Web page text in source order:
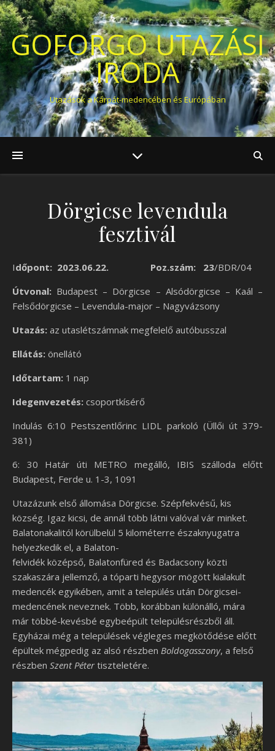
GOFORGO UTAZÁSI
IRODA
Utazások a Kárpát-medencében és Európában
Dörgicse levendula
fesztivál
Időpont: 2023.06.22. Poz.szám: 23/BDR/04
Útvonal: Budapest – Dörgicse – Alsódörgicse – Kaál –
Felsődörgicse – Levendula-major – Nagyvázsony
Utazás: az utaslétszámnak megfelelő autóbusszal
Ellátás: önellátó
Időtartam: 1 nap
Idegenvezetés: csoportkísérő
Indulás 6:10 Pestszentlőrinc LIDL parkoló (Üllői út 379-
381)
6: 30 Határ úti METRO megálló, IBIS szálloda előtt
Budapest, Ferde u. 1-3, 1091
Utazázunk első állomása Dörgicse. Szépfekvésű, kis
község. Igaz kicsi, de annál több látni valóval vár minket.
Balatonakalitól körülbelül 5 kilométerre északnyugatra
helyezkedik el, a Balaton-
felvidék középső, Balatonfüred és Badacsony közti
szakaszára jellemző, a tóparti hegysor mögött kialakult
medencék egyikében, amit a település után Dörgicsei-
medencének neveznek. Több, korábban különálló, mára
már többé-kevésbé egybeépült településrészből áll.
Egyházai még a települések végleges megkötődése előtt
épültek mégpedig az alsó részben Boldogasszony, a felső
részben Szent Pétertiszteletére.